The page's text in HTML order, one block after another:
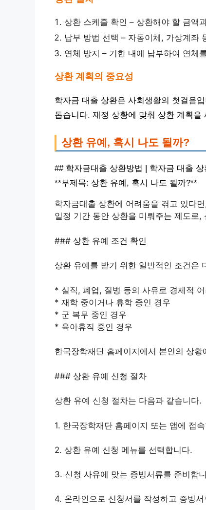
상환 스케줄 확인 – 상환해야 할 금액
납부 방법 선택 – 자동이체, 가상계좌
연체 방지 – 기한 내에 납부하여 연체
상환 계획의 중요성
학자금 대출 상환은 사회생활의 첫걸음
돕습니다. 재정 상황에 맞춰 상환 계획
상환 유예, 혹시 나도 될까?
## 학자금대출 상환방법 | 학자금 대출
**부제목: 상환 유예, 혹시 나도 될까?**
학자금대출 상환에 어려움을 겪고 있다
일정 기간 동안 상환을 미뤄주는 제도로
### 상환 유예 조건 확인
상환 유예를 받기 위한 일반적인 조건은
* 실직, 폐업, 질병 등의 사유로 경제적
* 재학 중이거나 휴학 중인 경우
* 군 복무 중인 경우
* 육아휴직 중인 경우
한국장학재단 홈페이지에서 본인의 상
### 상환 유예 신청 절차
상환 유예 신청 절차는 다음과 같습니다.
1. 한국장학재단 홈페이지 또는 앱에 접
2. 상환 유예 신청 메뉴를 선택합니다.
3. 신청 사유에 맞는 증빙서류를 준비합
4. 온라인으로 신청서를 작성하고 증빙